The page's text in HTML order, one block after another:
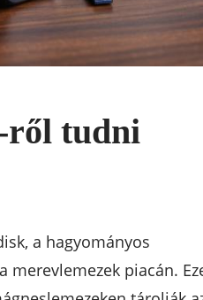
ről tudni
a hagyományos
merevlemezek piacán.